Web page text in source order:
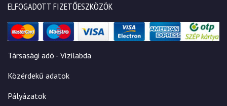
ELFOGADOTT FIZETŐESZKÖZÖK
Társasági adó - Vízilabda
Közérdekű adatok
Pályázatok